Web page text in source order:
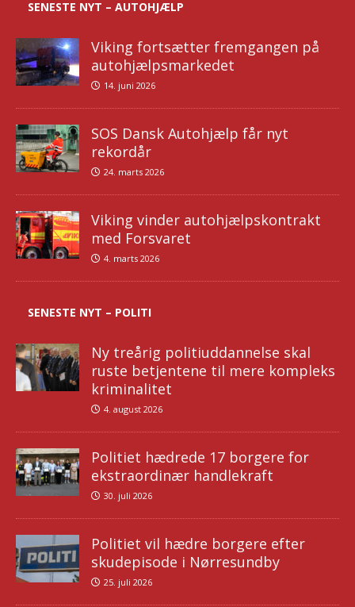
SENESTE NYT – AUTOHJÆLP
Viking fortsætter fremgangen på
autohjælpsmarkedet
14. juni 2026
SOS Dansk Autohjælp får nyt
rekordår
24. marts 2026
Viking vinder autohjælpskontrakt
med Forsvaret
4. marts 2026
SENESTE NYT – POLITI
Ny treårig politiuddannelse skal
ruste betjentene til mere kompleks
kriminalitet
4. august 2026
Politiet hædrede 17 borgere for
ekstraordinær handlekraft
30. juli 2026
Politiet vil hædre borgere efter
skudepisode i Nørresundby
25. juli 2026